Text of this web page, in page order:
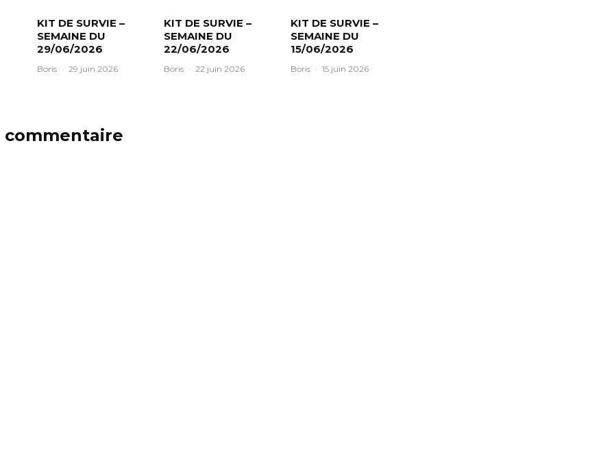
KIT DE SURVIE –
SEMAINE DU
29/06/2026
Boris · 29 juin 2026
KIT DE SURVIE –
SEMAINE DU
22/06/2026
Boris · 22 juin 2026
KIT DE SURVIE –
SEMAINE DU
15/06/2026
Boris · 15 juin 2026
commentaire